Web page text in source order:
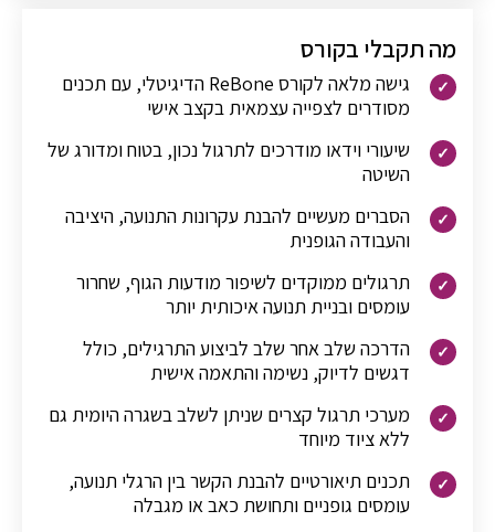
מה תקבלי בקורס
גישה מלאה לקורס ReBone הדיגיטלי, עם תכנים
מסודרים לצפייה עצמאית בקצב אישי
שיעורי וידאו מודרכים לתרגול נכון, בטוח ומדורג של
השיטה
הסברים מעשיים להבנת עקרונות התנועה, היציבה
והעבודה הגופנית
תרגולים ממוקדים לשיפור מודעות הגוף, שחרור
עומסים ובניית תנועה איכותית יותר
הדרכה שלב אחר שלב לביצוע התרגילים, כולל
דגשים לדיוק, נשימה והתאמה אישית
מערכי תרגול קצרים שניתן לשלב בשגרה היומית גם
ללא ציוד מיוחד
תכנים תיאורטיים להבנת הקשר בין הרגלי תנועה,
עומסים גופניים ותחושת כאב או מגבלה